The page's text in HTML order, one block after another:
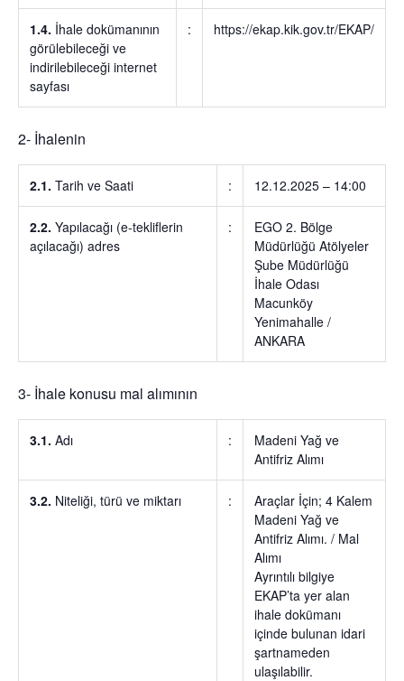
1.4. İhale dokümanının
görülebileceği ve
indirilebileceği internet
sayfası
: https://ekap.kik.gov.tr/EKAP/
2- İhalenin
2.1. Tarih ve Saati : 12.12.2025 – 14:00
2.2. Yapılacağı (e-tekliflerin
açılacağı) adres
:
EGO 2. Bölge
Müdürlüğü Atölyeler
Şube Müdürlüğü
İhale Odası
Macunköy
Yenimahalle /
ANKARA
3- İhale konusu mal alımının
3.1. Adı :
Madeni Yağ ve
Antifriz Alımı
3.2. Niteliği, türü ve miktarı :
Araçlar İçin; 4 Kalem
Madeni Yağ ve
Antifriz Alımı. / Mal
Alımı
Ayrıntılı bilgiye
EKAP’ta yer alan
ihale dokümanı
içinde bulunan idari
şartnameden
ulaşılabilir.